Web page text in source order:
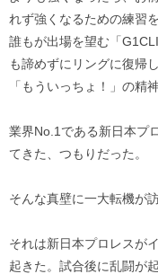
れず強くなるための練習
誰もが出場を望む「
も諦めずにリングに復帰
「もういっちょ！」の精
業界No.1である新日本プ
てきた、つもりだった。
そんな真壁に一大転機が訪
それは新日本プロレスが
起きた。試合後に乱闘が